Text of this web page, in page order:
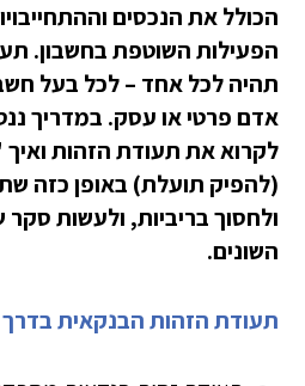
הכולל את הנכסים
הפעילות השוטפת בחשבון.
תהיה לכל אחד – לכל בעל
אדם פרטי או עסק. במדריך
לקרוא את תעודת הזהות
(להפיק תועלת) באופן כזה
ולחסוך בריביות, ולעשות סקר
השונים.
תעודת הזהות הבנקאית